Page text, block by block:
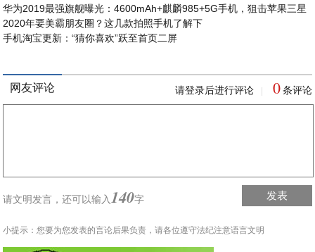
华为2019最强旗舰曝光：4600mAh+麒麟985+5G手机，狙击苹果三星
2020年要美霸朋友圈？这几款拍照手机了解下
手机淘宝更新：“猜你喜欢”跃至首页二屏
网友评论 请登录后进行评论 0 条评论
请文明发言，还可以输入 140字 发表
小提示：您要为您发表的言论后果负责，请各位遵守法纪注意语言文明